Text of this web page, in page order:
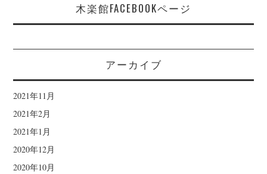
木楽館FACEBOOKページ
アーカイブ
2021年11月
2021年2月
2021年1月
2020年12月
2020年10月